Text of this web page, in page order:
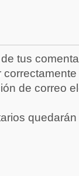
tus
de correo